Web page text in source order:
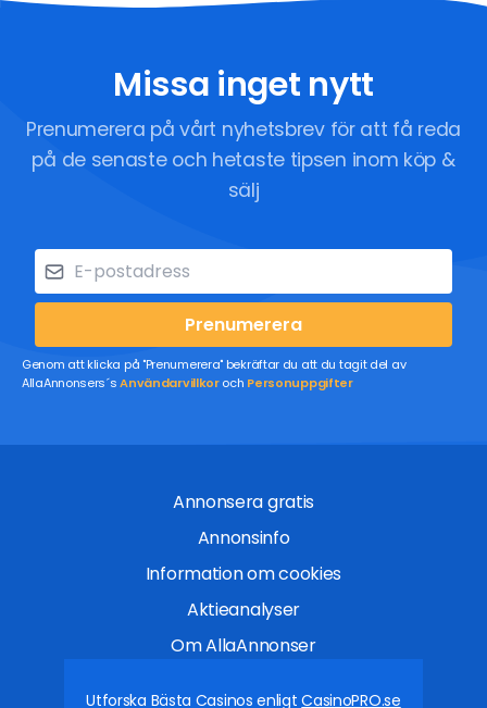
Missa inget nytt
Prenumerera på vårt nyhetsbrev för att få reda
på de senaste och hetaste tipsen inom köp &
sälj
Prenumerera
Genom att klicka på "Prenumerera" bekräftar du att du tagit del av
AllaAnnonsers´sAnvändarvillkoroch Personuppgifter
Annonsera gratis
Annonsinfo
Information om cookies
Aktieanalyser
Om AllaAnnonser
Utforska Bästa Casinos enligtCasinoPRO.se